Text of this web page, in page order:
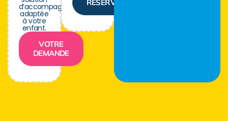
d’accompagnement
adaptée
à votre
enfant.
VOTRE
DEMANDE
RÉSERVER